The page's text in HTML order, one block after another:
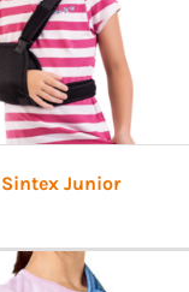
Sintex Junior